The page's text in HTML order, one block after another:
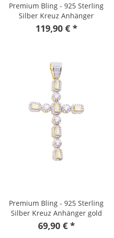
Premium Bling - 925 Sterling
Silber Kreuz Anhänger
119,90 € *
Premium Bling - 925 Sterling
Silber Kreuz Anhänger gold
69,90 € *